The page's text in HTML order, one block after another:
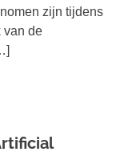
zijn tijdens
van de